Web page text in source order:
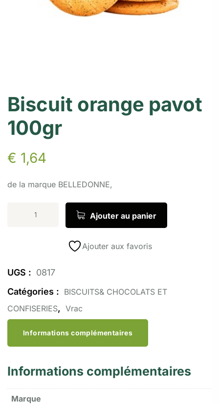
Biscuit orange pavot
100gr
€ 1,64
de la marque BELLEDONNE,
Ajouter au panier
Ajouter aux favoris
UGS : 0817
Catégories : BISCUITS& CHOCOLATS ET
CONFISERIES, Vrac
Informations complémentaires
Informations complémentaires
Marque